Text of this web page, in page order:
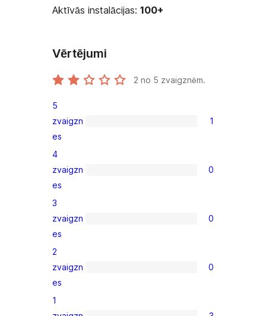
Aktīvās instalācijas: 100+
Vērtējumi
2 no 5 zvaigznēm.
1
5-
star
review
5
zvaigzn
es
1
0
4-
star
reviews
4
zvaigzn
es
0
0
3-
star
reviews
3
zvaigzn
es
0
0
2-
star
2
zvaigzn
es
0
1